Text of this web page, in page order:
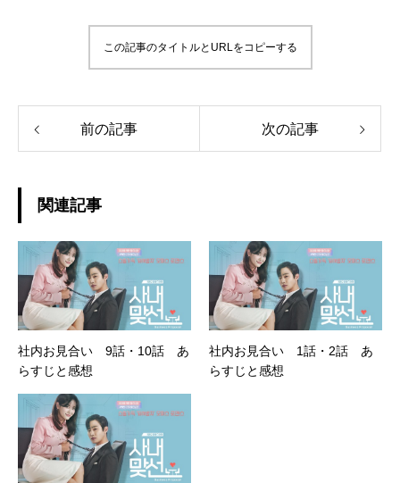
この記事のタイトルとURLをコピーする
前の記事 次の記事
関連記事
社内お見合い 9話・10話 あ
らすじと感想
社内お見合い 1話・2話 あ
らすじと感想